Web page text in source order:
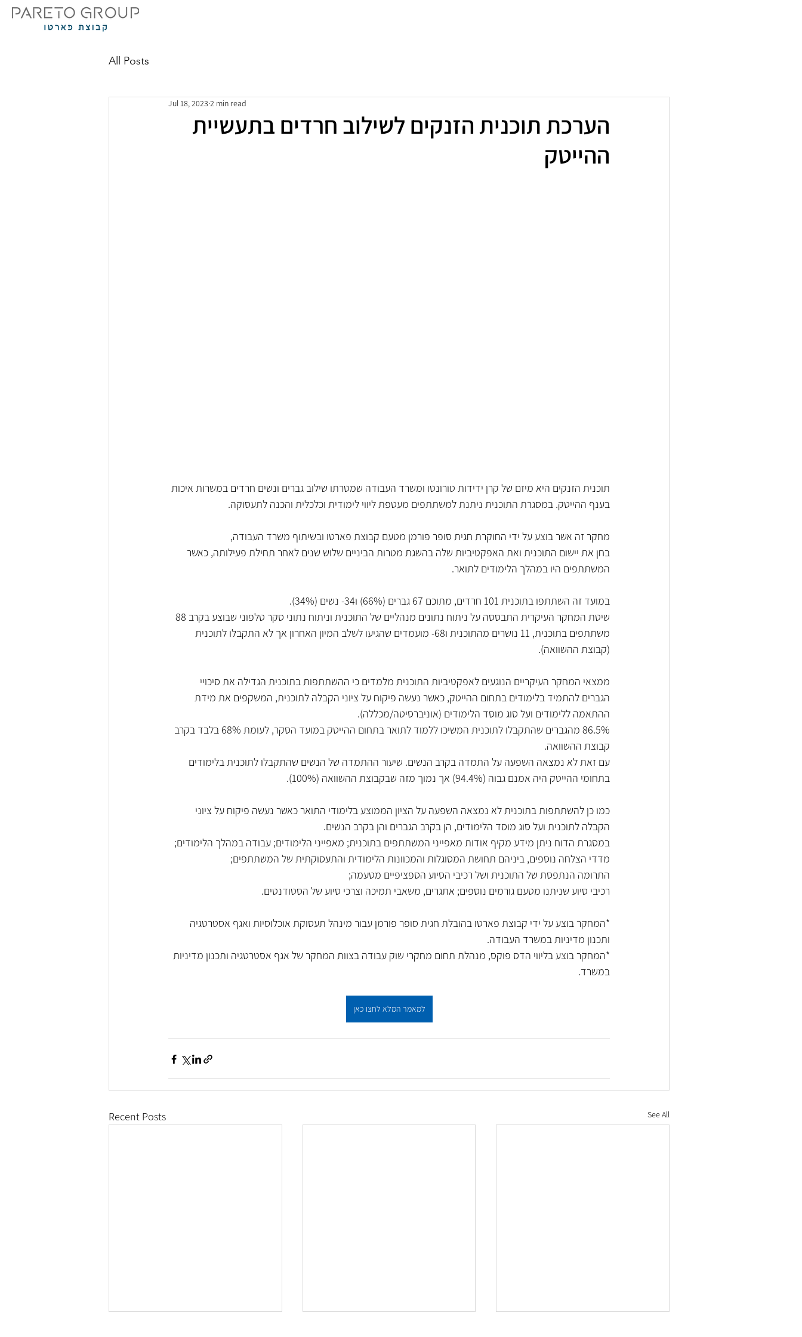
All Posts
הערכת תוכנית הזנקים לשילוב חרדים בתעשיית
ההייטק
Jul 18, 2023 2 min read
תוכנית הזנקים היא מיזם של קרן ידידות טורונטו ומשרד העבודה שמטרתו שילוב גברים ונשים חרדים במשרות איכות
בענף ההייטק. במסגרת התוכנית ניתנת למשתתפים מעטפת ליווי לימודית וכלכלית והכנה לתעסוקה.
מחקר זה אשר בוצע על ידי החוקרת חגית סופר פורמן מטעם קבוצת פארטו ובשיתוף משרד העבודה,
בחן את יישום התוכנית ואת האפקטיביות שלה בהשגת מטרות הביניים שלוש שנים לאחר תחילת פעילותה, כאשר
המשתתפים היו במהלך הלימודים לתואר.
במועד זה השתתפו בתוכנית 101 חרדים, מתוכם 67 גברים (66%) ו34- נשים (34%).
משתתפים בתוכנית, 11 נושרים מהתוכנית ו68- מועמדים שהגיעו לשלב המיון האחרון אך לא התקבלו לתוכנית
(קבוצת ההשוואה).
ממצאי המחקר העיקריים הנוגעים לאפקטיביות התוכנית מלמדים כי ההשתתפות בתוכנית הגדילה את סיכויי
הגברים להתמיד בלימודים בתחום ההייטק, כאשר נעשה פיקוח על ציוני הקבלה לתוכנית, המשקפים את מידת
ההתאמה ללימודים ועל סוג מוסד הלימודים (אוניברסיטה/מכללה).
86.5% מהגברים שהתקבלו לתוכנית המשיכו ללמוד לתואר בתחום ההייטק במועד הסקר, לעומת 68% בלבד בקרב
קבוצת ההשוואה.
עם זאת לא נמצאה השפעה על התמדה בקרב הנשים. שיעור ההתמדה של הנשים שהתקבלו לתוכנית בלימודים
בתחומי ההייטק היה אמנם גבוה (94.4%) אך נמוך מזה שבקבוצת ההשוואה (100%).
כמו כן להשתתפות בתוכנית לא נמצאה השפעה על הציון הממוצע בלימודי התואר כאשר נעשה פיקוח על ציוני
הקבלה לתוכנית ועל סוג מוסד הלימודים, הן בקרב הגברים והן בקרב הנשים.
במסגרת הדוח ניתן מידע מקיף אודות מאפייני המשתתפים בתוכנית; מאפייני הלימודים; עבודה במהלך הלימודים;
מדדי הצלחה נוספים, ביניהם תחושת המסוגלות והמכוונות הלימודית והתעסוקתית של המשתתפים;
התרומה הנתפסת של התוכנית ושל רכיבי הסיוע הספציפיים מטעמה;
רכיבי סיוע שניתנו מטעם גורמים נוספים; אתגרים, משאבי תמיכה וצרכי סיוע של הסטודנטים.
*המחקר בוצע על ידי קבוצת פארטו בהובלת חגית סופר פורמן עבור מינהל תעסוקת אוכלוסיות ואגף אסטרטגיה
ותכנון מדיניות במשרד העבודה.
*המחקר בוצע בליווי הדס פוקס, מנהלת תחום מחקרי שוק עבודה בצוות המחקר של אגף אסטרטגיה ותכנון מדיניות
במשרד.
למאמר המלא לחצו כאן
Recent Posts See All